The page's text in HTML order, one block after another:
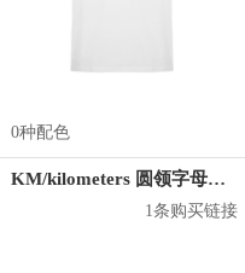
0种配色
KM/kilometers 圆领字母印花短袖T恤 M2X2108441
1条购买链接